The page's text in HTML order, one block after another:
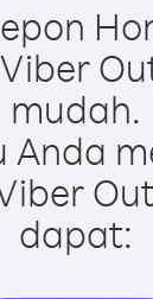
mudah.
Anda
dapat: